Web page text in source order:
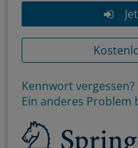
Kennwort vergessen?
Ein anderes Problem